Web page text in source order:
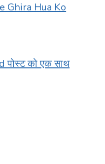
Ghira Hua Ko
पोस्ट को एक साथ